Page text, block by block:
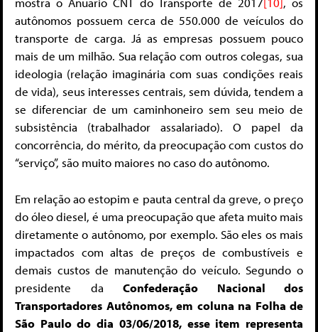
autônomos possuem cerca de 550.000 de veículos do
transporte de carga. Já as empresas possuem pouco
mais de um milhão. Sua relação com outros colegas, sua
ideologia (relação imaginária com suas condições reais
de vida), seus interesses centrais, sem dúvida, tendem a
se diferenciar de um caminhoneiro sem seu meio de
subsistência (trabalhador assalariado). O papel da
concorrência, do mérito, da preocupação com custos do
“serviço”, são muito maiores no caso do autônomo.
Em relação ao estopim e pauta central da greve, o preço
do óleo diesel, é uma preocupação que afeta muito mais
diretamente o autônomo, por exemplo. São eles os mais
impactados com altas de preços de combustíveis e
demais custos de manutenção do veículo. Segundo o
presidente da Confederação Nacional dos
Transportadores Autônomos, em coluna na Folha de
São Paulo do dia 03/06/2018, esse item representa